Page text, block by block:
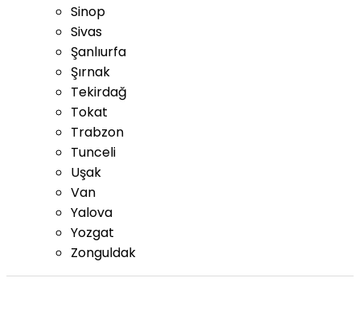
Sinop
Sivas
Şanlıurfa
Şırnak
Tekirdağ
Tokat
Trabzon
Tunceli
Uşak
Van
Yalova
Yozgat
Zonguldak